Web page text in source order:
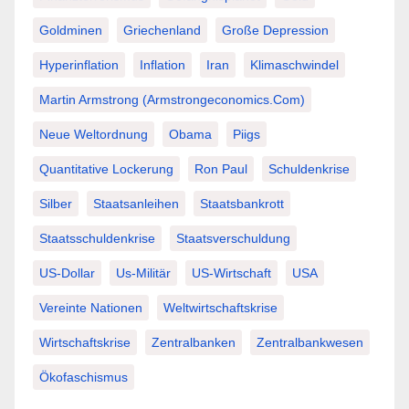
Goldminen Griechenland Große Depression
Hyperinflation Inflation Iran Klimaschwindel
Martin Armstrong (Armstrongeconomics.com)
Neue Weltordnung Obama Piigs
Quantitative Lockerung Ron Paul Schuldenkrise
Silber Staatsanleihen Staatsbankrott
Staatsschuldenkrise Staatsverschuldung
US-Dollar Us-Militär US-Wirtschaft USA
Vereinte Nationen Weltwirtschaftskrise
Wirtschaftskrise Zentralbanken Zentralbankwesen
Ökofaschismus